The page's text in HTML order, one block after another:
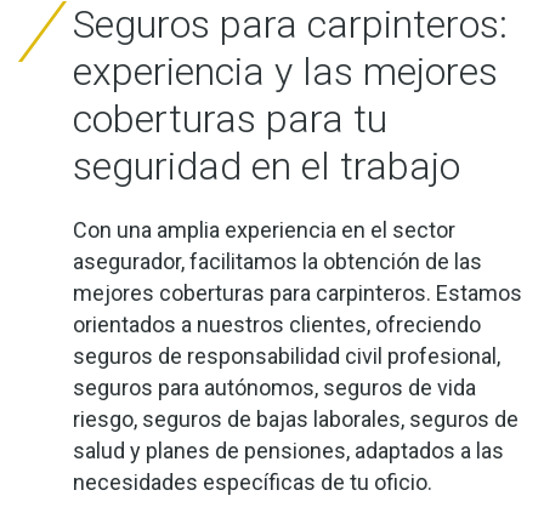
Seguros para carpinteros:
experiencia y las mejores
coberturas para tu
seguridad en el trabajo
Con una amplia experiencia en el sector
asegurador, facilitamos la obtención de las
mejores coberturas para carpinteros. Estamos
orientados a nuestros clientes, ofreciendo
seguros de responsabilidad civil profesional,
seguros para autónomos, seguros de vida
riesgo, seguros de bajas laborales, seguros de
salud y planes de pensiones, adaptados a las
necesidades específicas de tu oficio.